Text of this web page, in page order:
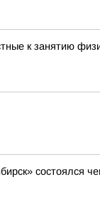
к занятию
состоялся